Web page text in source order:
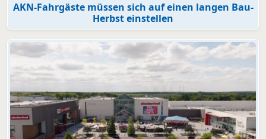
AKN-Fahrgäste müssen sich auf einen langen Bau-
Herbst einstellen